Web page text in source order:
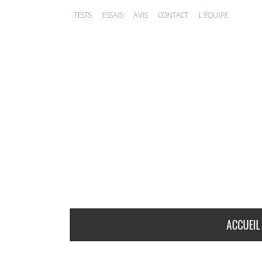
TESTS ESSAIS AVIS CONTACT L’ÉQUIPE
ACCUEIL